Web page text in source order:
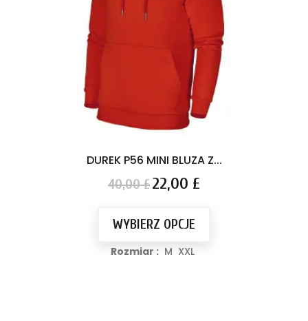
DUREK P56 MINI BLUZA Z...
Cena
podstawowa
40,00 £ Cena
22,00 £
WYBIERZ OPCJE
Rozmiar : M XXL